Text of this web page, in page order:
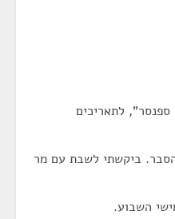
לתאריכים
הסבר. ביקשתי לשבת עם מר
השבוע.